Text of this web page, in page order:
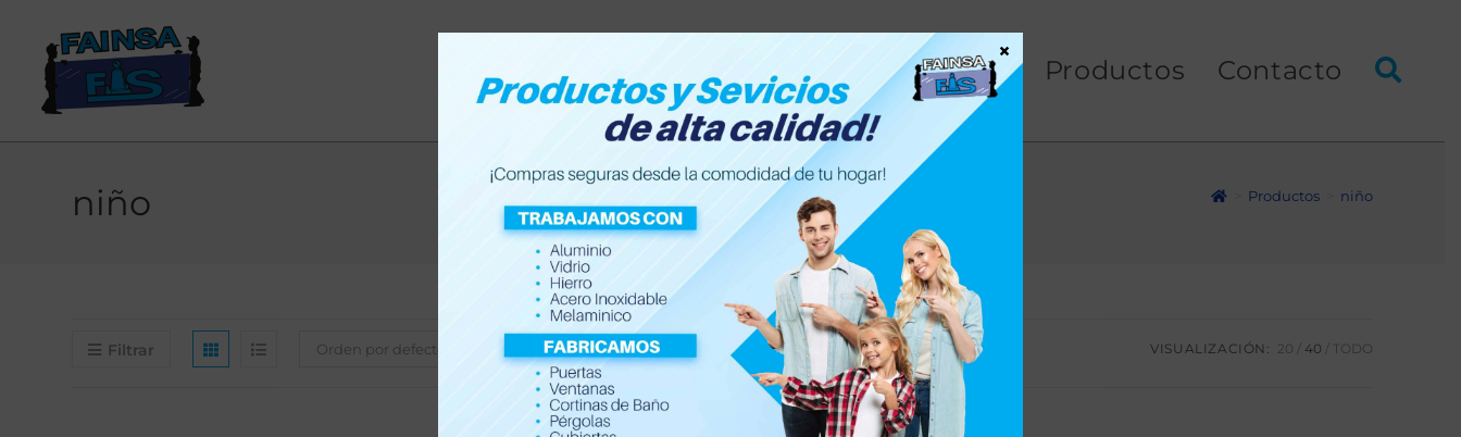
Nosotros Servicios Productos Contacto
niño Productos niño
Filtrar Orden por defecto VISUALIZACIÓN: 20 40 TODO
×